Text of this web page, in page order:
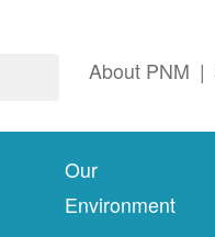
About PNM |
Our
Environment